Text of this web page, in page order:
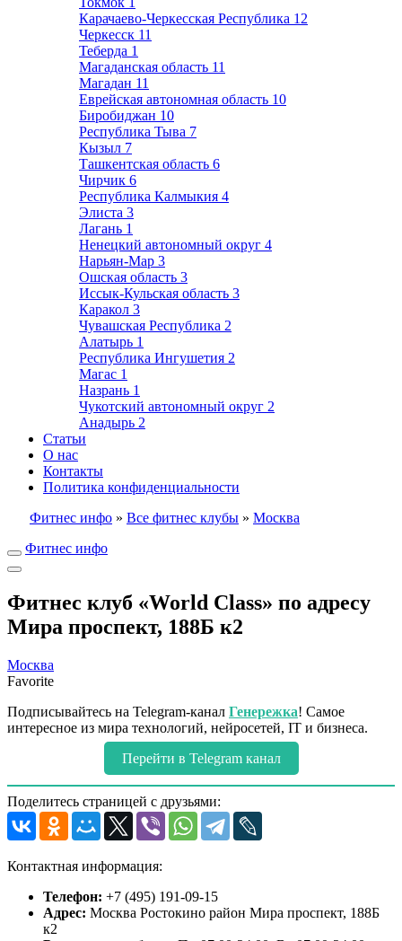
Карачаево-Черкесская Республика 12
Черкесск 11
Теберда 1
Магаданская область 11
Магадан 11
Еврейская автономная область 10
Биробиджан 10
Республика Тыва 7
Кызыл 7
Ташкентская область 6
Чирчик 6
Республика Калмыкия 4
Элиста 3
Лагань 1
Ненецкий автономный округ 4
Нарьян-Мар 3
Ошская область 3
Иссык-Кульская область 3
Каракол 3
Чувашская Республика 2
Алатырь 1
Республика Ингушетия 2
Магас 1
Назрань 1
Чукотский автономный округ 2
Анадырь 2
Статьи
О нас
Контакты
Политика конфиденциальности
Фитнес инфо » Все фитнес клубы » Москва
Фитнес инфо
Фитнес клуб «World Class» по адресу
Мира проспект, 188Б к2
Москва
Favorite
Подписывайтесь на Telegram-канал Генережка! Самое
интересное из мира технологий, нейросетей, IT и бизнеса.
Перейти в Telegram канал
Поделитесь страницей с друзьями:
Контактная информация:
Телефон: +7 (495) 191-09-15
Адрес: Москва Ростокино район Мира проспект, 188Б
к2